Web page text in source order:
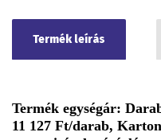
Termék leírás
Termék egységár:
11 127 Ft/darab,